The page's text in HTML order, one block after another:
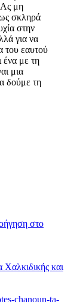
Ας μη
σκληρά
στην
για να
του εαυτού
ένα με τη
μια
δούμε τη
στο
και